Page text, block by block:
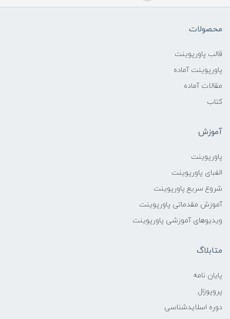
محصولات
قالب پاورپوینت
پاورپوینت آماده
مقالات آماده
کتاب
آموزش
پاورپوینت
الفبای پاورپوینت
شروع سریع پاورپوینت
آموزش مقدماتی پاورپوینت
ویدیوهای آموزشی پاورپوینت
متابلاگ
پایان نامه
پروپوزال
دوره اسلایدشناسی